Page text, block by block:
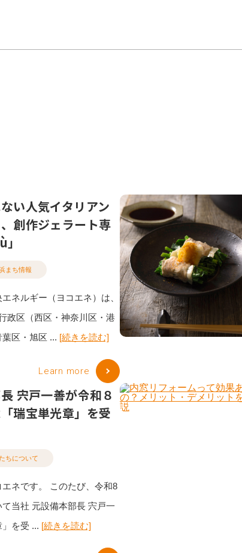
い人気イタリアン
創作ジェラート専
まち情報
ネルギー（ヨコエネ）は、
政区（西区・神奈川区・港
区・旭区 ... [続きを読む]
Learn more
宍戸一善が令和８
瑞宝単光章」を受
ちについて
ネです。 このたび、令和8
当社 元設備本部長 宍戸一
を受 ... [続きを読む]